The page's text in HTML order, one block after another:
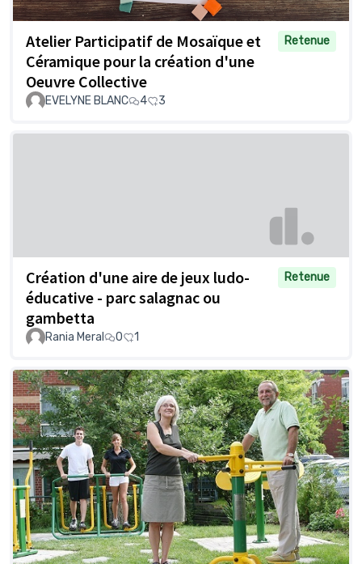
Atelier Participatif de Mosaïque et
Céramique pour la création d'une
Oeuvre Collective
Retenue
EVELYNE BLANC 4 3
Création d'une aire de jeux ludo-
éducative - parc salagnac ou
gambetta
Retenue
Rania Meral 0 1